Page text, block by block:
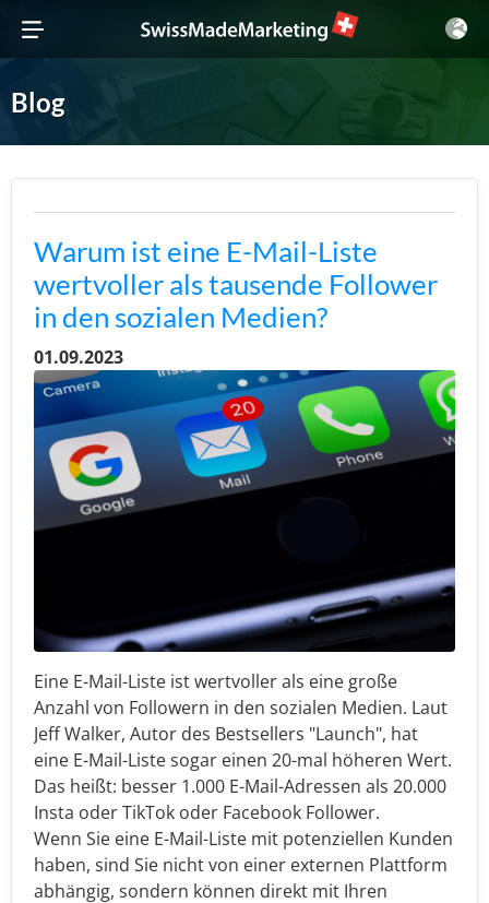
Blog
Warum ist eine E-Mail-Liste
wertvoller als tausende Follower
in den sozialen Medien?
01.09.2023
Eine E-Mail-Liste ist wertvoller als eine große
Anzahl von Followern in den sozialen Medien. Laut
Jeff Walker, Autor des Bestsellers "Launch", hat
eine E-Mail-Liste sogar einen 20-mal höheren Wert.
Das heißt: besser 1.000 E-Mail-Adressen als 20.000
Insta oder TikTok oder Facebook Follower.
Wenn Sie eine E-Mail-Liste mit potenziellen Kunden
haben, sind Sie nicht von einer externen Plattform
abhängig, sondern können direkt mit Ihren